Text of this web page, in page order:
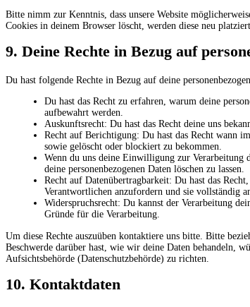
Bitte nimm zur Kenntnis, dass unsere Website
Cookies in deinem Browser löscht, werden diese neu
9. Deine Rechte in Bezug auf
Du hast folgende Rechte in Bezug auf deine
Du hast das Recht zu erfahren, warum deine
aufbewahrt werden.
Auskunftsrecht: Du hast das Recht deine uns
Recht auf Berichtigung: Du hast das Recht wann
sowie gelöscht oder blockiert zu bekommen.
Wenn du uns deine Einwilligung zur Verarbeitung
deine personenbezogenen Daten löschen zu lassen.
Recht auf Datenübertragbarkeit: Du hast das
Verantwortlichen anzufordern und sie vollständig
Widerspruchsrecht: Du kannst der Verarbeitung
Gründe für die Verarbeitung.
Um diese Rechte auszuüben kontaktiere uns bitte. Bitte
Beschwerde darüber hast, wie wir deine Daten behandeln,
Aufsichtsbehörde (Datenschutzbehörde) zu richten.
10. Kontaktdaten